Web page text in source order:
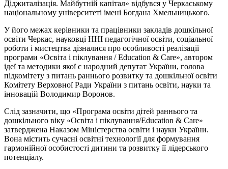
Діджиталізація. Майбутній капітал» відбувся у Черкаському
національному університеті імені Богдана Хмельницького.
У його межах керівники та працівники закладів дошкільної
освіти Черкас, науковці ННІ педагогічної освіти, соціальної
роботи і мистецтва дізналися про особливості реалізації
програми «Освіта і піклування / Education & Care», автором
ідеї та методики якої є народний депутат України, голова
підкомітету з питань раннього розвитку та дошкільної освіти
Комітету Верховної Ради України з питань освіти, науки та
інновацій Володимир Воронов.
Слід зазначити, що «Програма освіти дітей раннього та
дошкільного віку «Освіта і піклування/Education & Care»
затверджена Наказом Міністерства освіти і науки України.
Вона містить сучасні освітні технології для формування
гармонійної особистості дитини та розвитку її лідерського
потенціалу.